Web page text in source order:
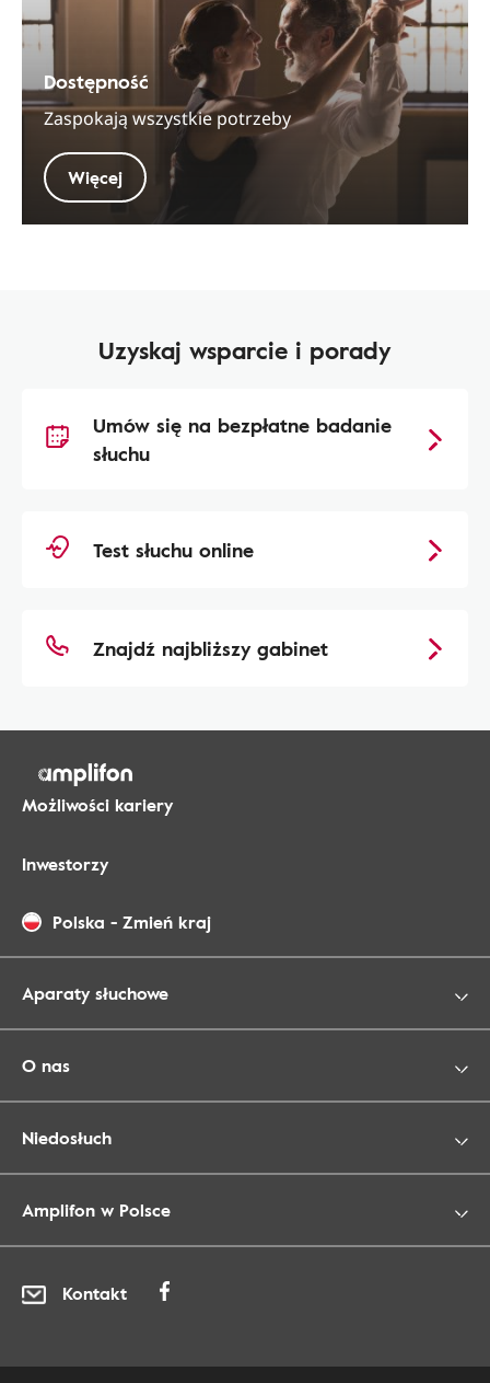
Dostępność
Zaspokają wszystkie potrzeby
Więcej
Uzyskaj wsparcie i porady
Umów się na bezpłatne badanie
słuchu
Test słuchu online
Znajdź najbliższy gabinet
Możliwości kariery
Inwestorzy
Polska - Zmień kraj
Aparaty słuchowe
O nas
Niedosłuch
Amplifon w Polsce
Kontakt